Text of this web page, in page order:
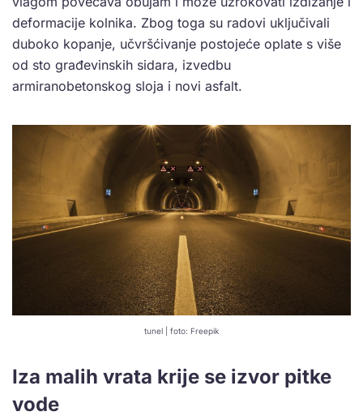
deformacije kolnika. Zbog toga su radovi uključivali
duboko kopanje, učvršćivanje postojeće oplate s više
od sto građevinskih sidara, izvedbu
armiranobetonskog sloja i novi asfalt.
tunel | foto: Freepik
Iza malih vrata krije se izvor pitke
vode